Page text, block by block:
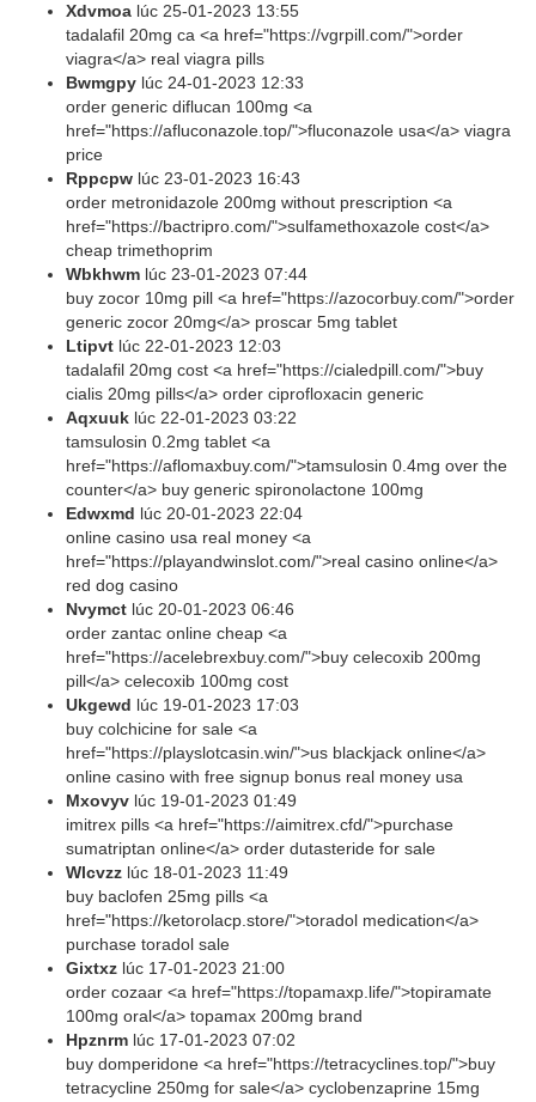
Xdvmoa lúc 25-01-2023 13:55
tadalafil 20mg ca <a href="https://vgrpill.com/">order
viagra</a> real viagra pills
Bwmgpy lúc 24-01-2023 12:33
order generic diflucan 100mg <a
href="https://afluconazole.top/">fluconazole usa</a> viagra
price
Rppcpw lúc 23-01-2023 16:43
order metronidazole 200mg without prescription <a
href="https://bactripro.com/">sulfamethoxazole cost</a>
cheap trimethoprim
Wbkhwm lúc 23-01-2023 07:44
buy zocor 10mg pill <a href="https://azocorbuy.com/">order
generic zocor 20mg</a> proscar 5mg tablet
Ltipvt lúc 22-01-2023 12:03
tadalafil 20mg cost <a href="https://cialedpill.com/">buy
cialis 20mg pills</a> order ciprofloxacin generic
Aqxuuk lúc 22-01-2023 03:22
tamsulosin 0.2mg tablet <a
href="https://aflomaxbuy.com/">tamsulosin 0.4mg over the
counter</a> buy generic spironolactone 100mg
Edwxmd lúc 20-01-2023 22:04
online casino usa real money <a
href="https://playandwinslot.com/">real casino online</a>
red dog casino
Nvymct lúc 20-01-2023 06:46
order zantac online cheap <a
href="https://acelebrexbuy.com/">buy celecoxib 200mg
pill</a> celecoxib 100mg cost
Ukgewd lúc 19-01-2023 17:03
buy colchicine for sale <a
href="https://playslotcasin.win/">us blackjack online</a>
online casino with free signup bonus real money usa
Mxovyv lúc 19-01-2023 01:49
imitrex pills <a href="https://aimitrex.cfd/">purchase
sumatriptan online</a> order dutasteride for sale
Wlcvzz lúc 18-01-2023 11:49
buy baclofen 25mg pills <a
href="https://ketorolacp.store/">toradol medication</a>
purchase toradol sale
Gixtxz lúc 17-01-2023 21:00
order cozaar <a href="https://topamaxp.life/">topiramate
100mg oral</a> topamax 200mg brand
Hpznrm lúc 17-01-2023 07:02
buy domperidone <a href="https://tetracyclines.top/">buy
tetracycline 250mg for sale</a> cyclobenzaprine 15mg